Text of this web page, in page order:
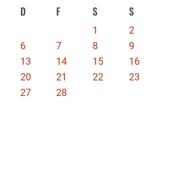
D F S S
1
2
6 7 8
9
13 14 15
16
20 21 22
23
27
28